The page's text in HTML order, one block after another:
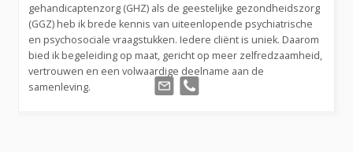
gehandicaptenzorg (GHZ) als de geestelijke gezondheidszorg
(GGZ) heb ik brede kennis van uiteenlopende psychiatrische
en psychosociale vraagstukken. Iedere cliënt is uniek. Daarom
bied ik begeleiding op maat, gericht op meer zelfredzaamheid,
vertrouwen en een volwaardige deelname aan de
samenleving.